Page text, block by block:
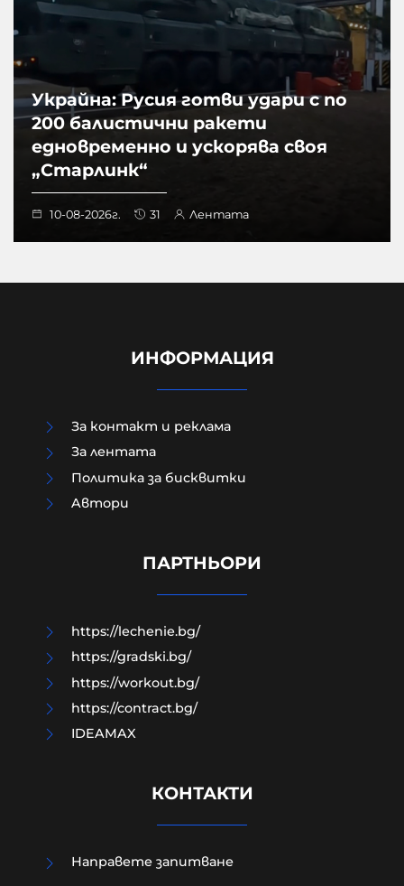
Украйна: Русия готви удари с по
200 балистични ракети
едновременно и ускорява своя
„Старлинк“
10-08-2026г. 31 Лентата
„Утре ще ме видиш на живо“:
изтече предполагаем чат между
Кузев и 17-годишното момиче
ИНФОРМАЦИЯ
За контакт и реклама
За лентата
Политика за бисквитки
Aвтори
ПАРТНЬОРИ
https://lechenie.bg/
https://gradski.bg/
https://workout.bg/
https://contract.bg/
IDEAMAX
КОНТАКТИ
Направете запитване